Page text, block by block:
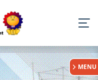
MENU